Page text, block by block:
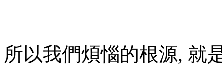
所以我們煩惱的根源, 就